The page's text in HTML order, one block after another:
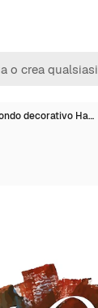
decorativo Ha…